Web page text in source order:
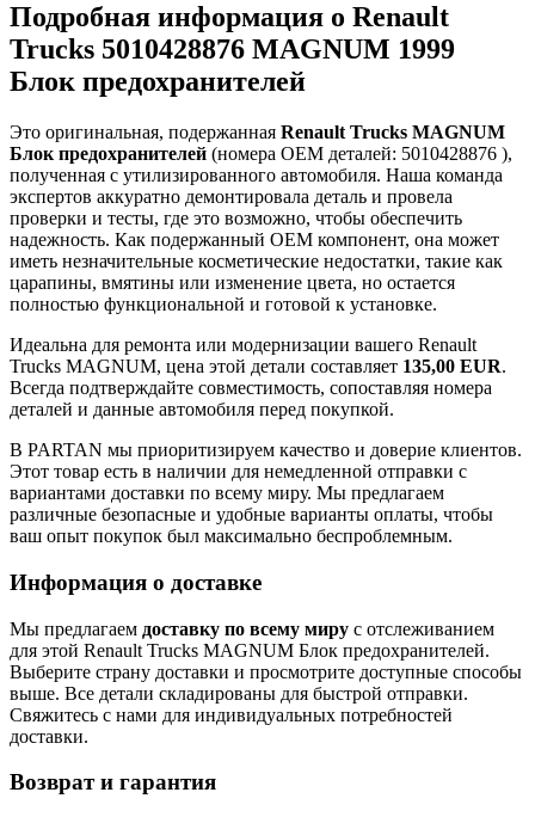
Подробная информация о Renault
Trucks 5010428876 MAGNUM 1999
Блок предохранителей
Это оригинальная, подержанная Renault Trucks MAGNUM
Блок предохранителей (номера OEM деталей: 5010428876 ),
полученная с утилизированного автомобиля. Наша команда
экспертов аккуратно демонтировала деталь и провела
проверки и тесты, где это возможно, чтобы обеспечить
надежность. Как подержанный OEM компонент, она может
иметь незначительные косметические недостатки, такие как
царапины, вмятины или изменение цвета, но остается
полностью функциональной и готовой к установке.
Идеальна для ремонта или модернизации вашего Renault
Trucks MAGNUM, цена этой детали составляет 135,00 EUR.
Всегда подтверждайте совместимость, сопоставляя номера
деталей и данные автомобиля перед покупкой.
В PARTAN мы приоритизируем качество и доверие клиентов.
Этот товар есть в наличии для немедленной отправки с
вариантами доставки по всему миру. Мы предлагаем
различные безопасные и удобные варианты оплаты, чтобы
ваш опыт покупок был максимально беспроблемным.
Информация о доставке
Мы предлагаем доставку по всему миру с отслеживанием
для этой Renault Trucks MAGNUM Блок предохранителей.
Выберите страну доставки и просмотрите доступные способы
выше. Все детали складированы для быстрой отправки.
Свяжитесь с нами для индивидуальных потребностей
доставки.
Возврат и гарантия